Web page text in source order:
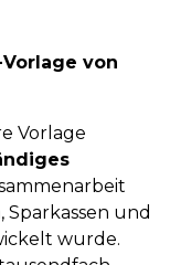
von
Vorlage
Sparkassen und
wurde.